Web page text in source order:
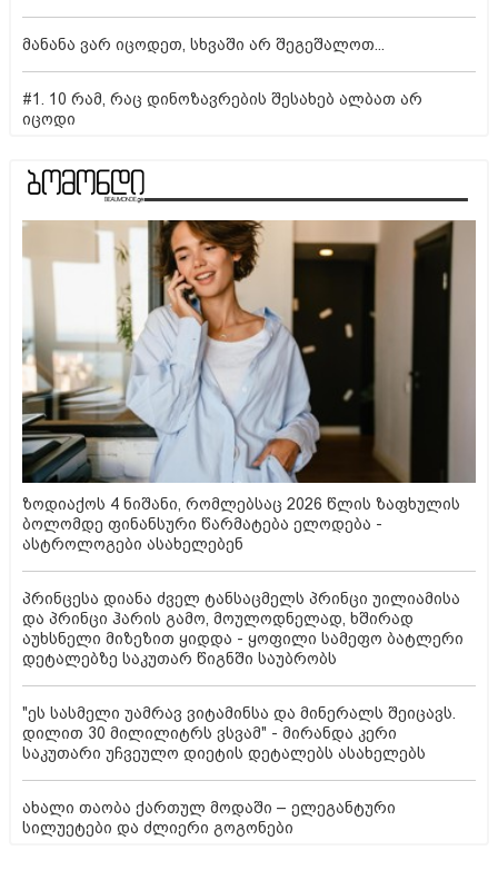
მანანა ვარ იცოდეთ, სხვაში არ შეგეშალოთ...
#1. 10 რამ, რაც დინოზავრების შესახებ ალბათ არ
იცოდი
ზოდიაქოს 4 ნიშანი, რომლებსაც 2026 წლის ზაფხულის
ბოლომდე ფინანსური წარმატება ელოდება -
ასტროლოგები ასახელებენ
პრინცესა დიანა ძველ ტანსაცმელს პრინცი უილიამისა
და პრინცი ჰარის გამო, მოულოდნელად, ხშირად
აუხსნელი მიზეზით ყიდდა - ყოფილი სამეფო ბატლერი
დეტალებზე საკუთარ წიგნში საუბრობს
"ეს სასმელი უამრავ ვიტამინსა და მინერალს შეიცავს.
დილით 30 მილილიტრს ვსვამ" - მირანდა კერი
საკუთარი უჩვეულო დიეტის დეტალებს ასახელებს
ახალი თაობა ქართულ მოდაში – ელეგანტური
სილუეტები და ძლიერი გოგონები